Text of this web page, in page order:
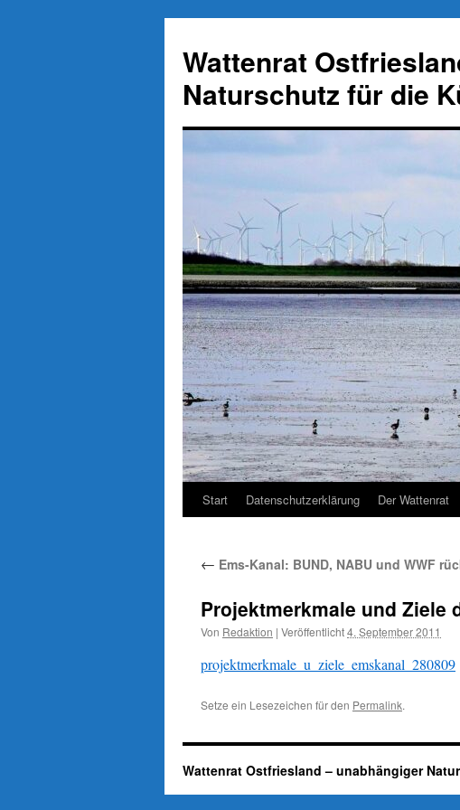
springen
Wattenrat
Naturschutz für die
Start Datenschutzerklärung Der Wattenrat
← Ems-Kanal: BUND, NABU und WWF
Projektmerkmale und Ziele
Von Redaktion | Veröffentlicht4. September 2011
projektmerkmale_u_ziele_emskanal_280809
Setze ein Lesezeichen für den Permalink.
Wattenrat Ostfriesland – unabhängiger